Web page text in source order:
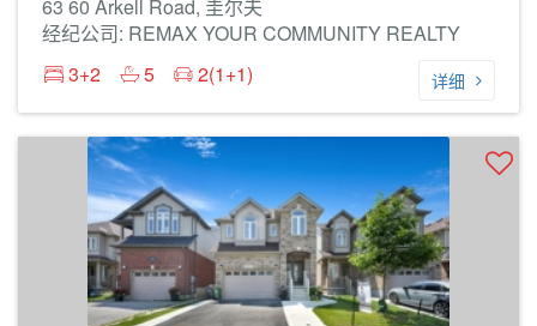
63 60 Arkell Road, 圭尔夫
经纪公司: REMAX YOUR COMMUNITY REALTY
3+2
5 2(1+1) 详细